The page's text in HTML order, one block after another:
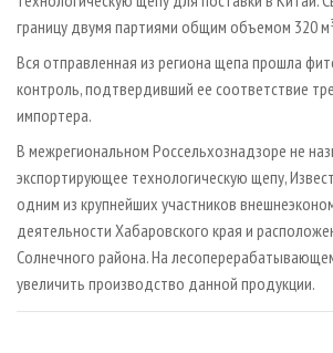
БИОЭНЕРГЕТИКА
ЦБП
ИНСТРУМЕНТ И МАТЕРИАЛЫ
RUSSIAN FORESTRY REVIEW
ГАЗЕТА ЛЕСПРОМФОРУМ
БИБЛИОТЕКА СПЕЦИАЛИСТА
границу двумя партиями общим объемом 320
Вся отправленная из региона щепа прошла
контроль, подтвердивший ее соответствие
импортера.
В межрегиональном Россельхознадзоре не
экспортирующее технологическую щепу,
одним из крупнейших участников
деятельности Хабаровского края и
Солнечного района. На
увеличить производство данной продукции.